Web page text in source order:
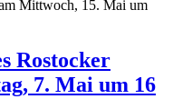
Mittwoch, 15. Mai um
Rostocker
7. Mai um 16